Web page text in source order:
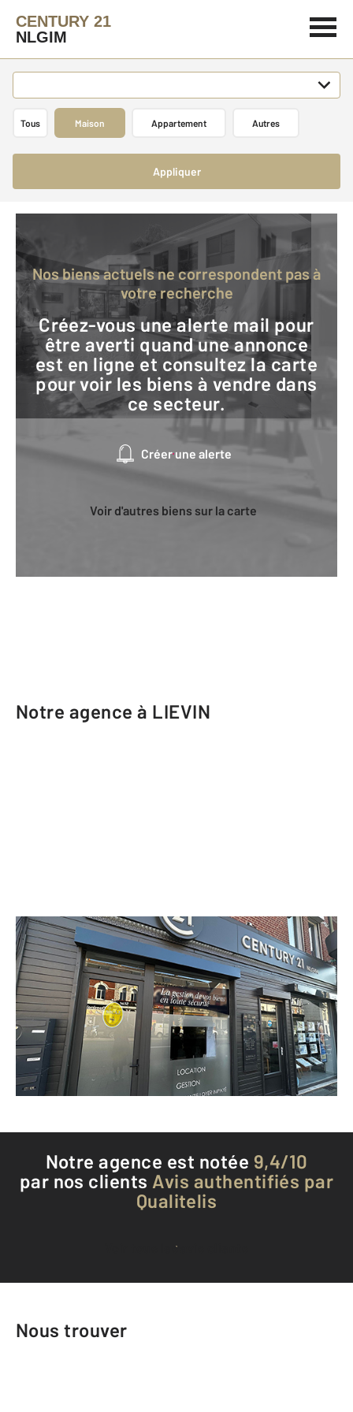
CENTURY 21
NLGIM
Tous Maison Appartement Autres
Appliquer
Nos biens actuels ne correspondent pas à
votre recherche
Créez-vous une alerte mail pour
être averti quand une annonce
est en ligne et consultez la carte
pour voir les biens à vendre dans
ce secteur.
Créer une alerte
Voir d'autres biens sur la carte
Notre agence à LIEVIN
CENTURY 21 NLGIM
131A rue Jean-Baptiste Defernez
LIEVIN - 62800
Envoyer un message
Téléphoner à l'agence
Notre agence est notée 9,4/10
par nos clients Avis authentifiés par
Qualitelis
Voir tous les avis clients
Nous trouver